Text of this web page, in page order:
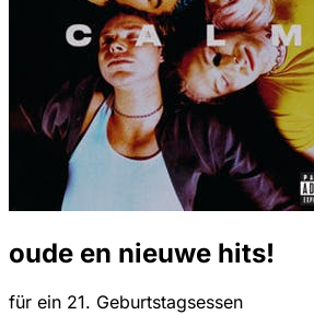
oude en nieuwe hits!
für ein 21. Geburtstagsessen